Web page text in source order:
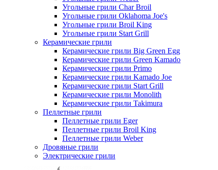
Угольные грили Char Broil
Угольные грили Oklahoma Joe's
Угольные грили Broil King
Угольные грили Start Grill
Керамические грили
Керамические грили Big Green Egg
Керамические грили Green Kamado
Керамические грили Primo
Керамические грили Kamado Joe
Керамические грили Start Grill
Керамические грили Monolith
Керамические грили Takimura
Пеллетные грили
Пеллетные грили Eger
Пеллетные грили Broil King
Пеллетные грили Weber
Дровяные грили
Электрические грили